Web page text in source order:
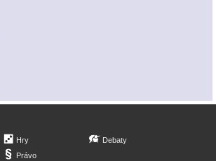
Hry
Právo
Debaty